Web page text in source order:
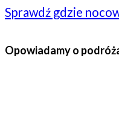
Sprawdź gdzie
Opowiadamy o